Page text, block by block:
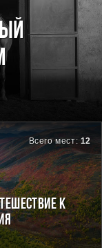
Всего мест: 12
к